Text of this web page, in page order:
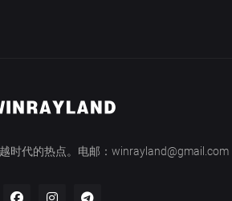
时代的热点。电邮：winrayland@gmail.com